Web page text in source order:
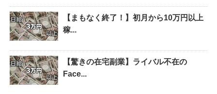
【まもなく終了！】初月から10万円以上
稼...
【驚きの在宅副業】ライバル不在の
Face...